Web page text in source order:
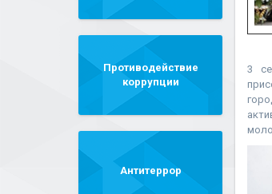
Противодействие
коррупции
Антитеррор
3